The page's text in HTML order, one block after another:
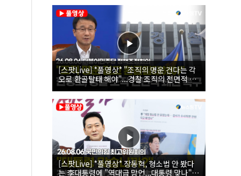
[스팟Live] *풀영상* "조직의 명운 건다는 각
오로 환골탈태 해야"...경찰 조직의 전면적 쇄
신 촉구한 한병도 | 26.08.06 더불어민주당 정
책조정회의
[스팟Live] *풀영상* 장동혁, 형소법 안 봤다
는 李대통령에 "역대급 망언...대통령 맞나"｜